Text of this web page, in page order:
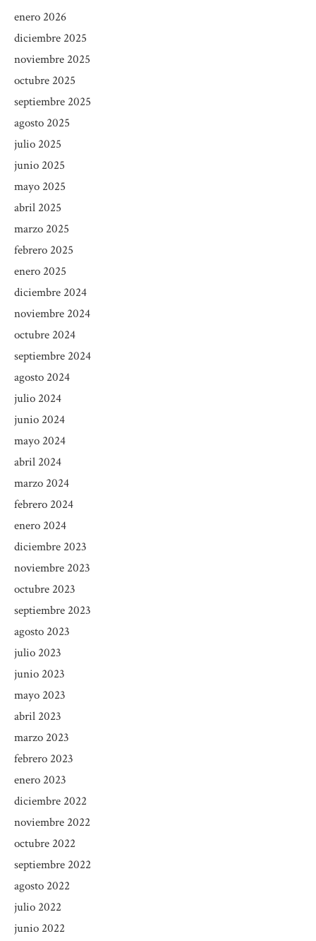
enero 2026
diciembre 2025
noviembre 2025
octubre 2025
septiembre 2025
agosto 2025
julio 2025
junio 2025
mayo 2025
abril 2025
marzo 2025
febrero 2025
enero 2025
diciembre 2024
noviembre 2024
octubre 2024
septiembre 2024
agosto 2024
julio 2024
junio 2024
mayo 2024
abril 2024
marzo 2024
febrero 2024
enero 2024
diciembre 2023
noviembre 2023
octubre 2023
septiembre 2023
agosto 2023
julio 2023
junio 2023
mayo 2023
abril 2023
marzo 2023
febrero 2023
enero 2023
diciembre 2022
noviembre 2022
octubre 2022
septiembre 2022
agosto 2022
julio 2022
junio 2022